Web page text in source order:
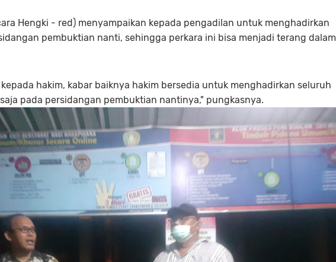
Hengki - red) menyampaikan kepada pengadilan untuk menghadirkan
pembuktian nanti, sehingga perkara ini bisa menjadi terang dalam
hakim, kabar baiknya hakim bersedia untuk menghadirkan seluruh
pada persidangan pembuktian nantinya," pungkasnya.